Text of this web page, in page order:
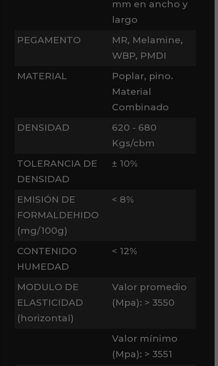
mm en ancho y
largo
PEGAMENTO
MR, Melamine,
WBP, PMDI
MATERIAL
Poplar, pino.
Material
Combinado
DENSIDAD
620 - 680
Kgs/cbm
TOLERANCIA DE
DENSIDAD
± 10%
EMISIÓN DE
FORMALDEHIDO
(mg/100g)
< 8%
CONTENIDO
HUMEDAD
< 12%
MODULO DE
ELASTICIDAD
(horizontal)
Valor promedio
(Mpa): > 3550
Valor mínimo
(Mpa): > 3551